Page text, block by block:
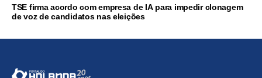
TSE firma acordo com empresa de IA para impedir clonagem
de voz de candidatos nas eleições